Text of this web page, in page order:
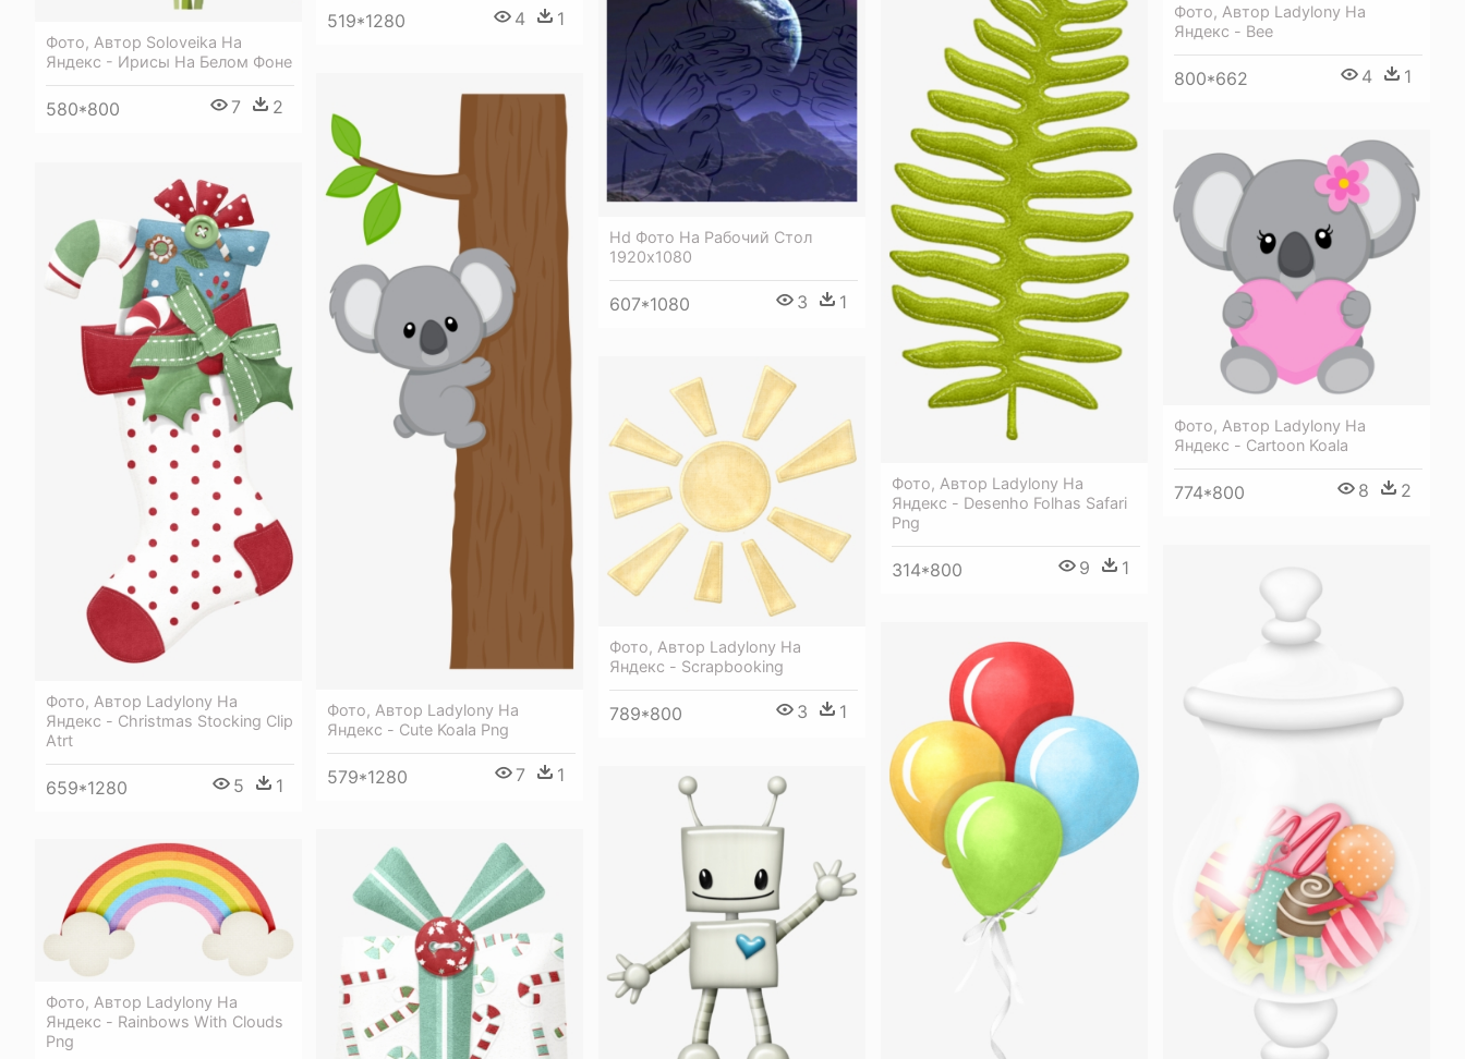
519*1280 4 1
Фото, Автор Soloveika На
Яндекс - Ирисы На Белом Фоне
580*800 7 2
Hd Фото На Рабочий Стол
1920х1080
607*1080 3 1
Фото, Автор Ladylony На
Яндекс - Bee
800*662 4 1
Фото, Автор Ladylony На
Яндекс - Desenho Folhas Safari
Png
314*800 9 1
Фото, Автор Ladylony На
Яндекс - Cute Koala Png
579*1280 7 1
Фото, Автор Ladylony На
Яндекс - Cartoon Koala
774*800 8 2
Фото, Автор Ladylony На
Яндекс - Christmas Stocking Clip
Atrt
659*1280 5 1
Фото, Автор Ladylony На
Яндекс - Scrapbooking
789*800 3 1
Фото, Автор Ladylony На
Яндекс - Rainbows With Clouds
Png